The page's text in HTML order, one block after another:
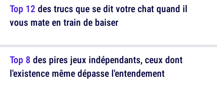
Top 8 des pires jeux indépendants, ceux dont
l'existence même dépasse l'entendement
Top 12 des trucs que se dit votre chat quand il
vous mate en train de baiser